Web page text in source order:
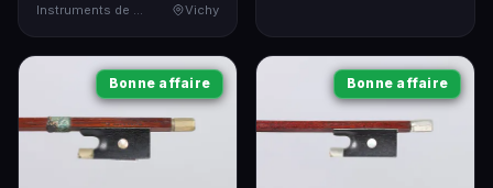
Instruments de Musique
Vichy
Bonne affaire Bonne affaire